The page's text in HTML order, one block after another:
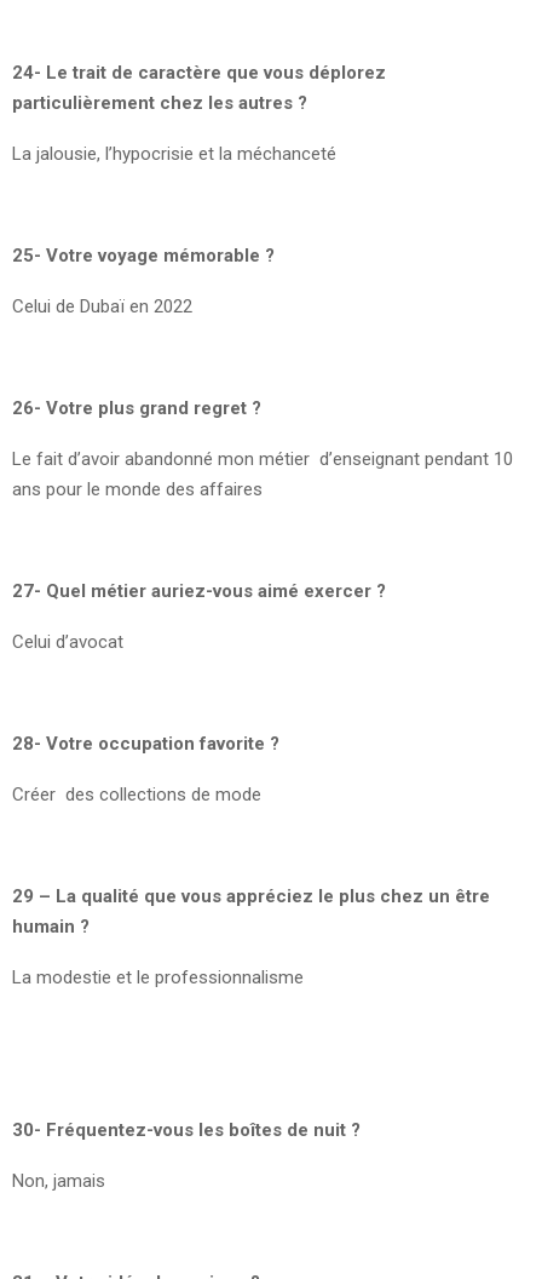
24- Le trait de caractère que vous déplorez
particulièrement chez les autres ?
La jalousie, l’hypocrisie et la méchanceté
25- Votre voyage mémorable ?
Celui de Dubaï en 2022
26- Votre plus grand regret ?
Le fait d’avoir abandonné mon métier d’enseignant pendant 10
ans pour le monde des affaires
27- Quel métier auriez-vous aimé exercer ?
Celui d’avocat
28- Votre occupation favorite ?
Créer des collections de mode
29 – La qualité que vous appréciez le plus chez un être
humain ?
La modestie et le professionnalisme
30- Fréquentez-vous les boîtes de nuit ?
Non, jamais